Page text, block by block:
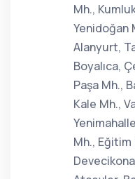
Mh.,
Yenidoğan
Alanyurt,
Boyalıca,
Paşa Mh.,
Kale Mh.,
Mh., Eğitim